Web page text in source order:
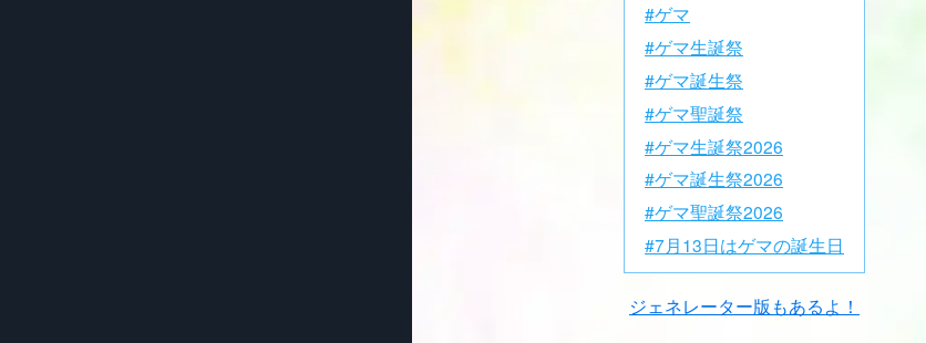
#ゲマ
#ゲマ生誕祭
#ゲマ誕生祭
#ゲマ聖誕祭
#ゲマ生誕祭2026
#ゲマ誕生祭2026
#ゲマ聖誕祭2026
#7月13日はゲマの誕生日
ジェネレーター版もあるよ！